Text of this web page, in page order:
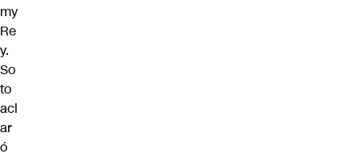
my
Re
y.
So
to
acl
ar
ó